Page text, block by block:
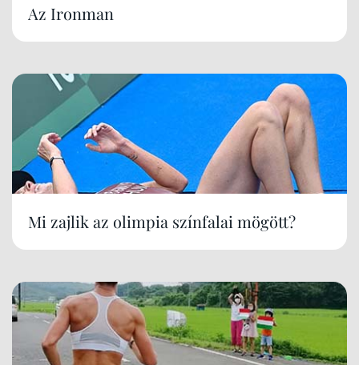
Az Ironman
Mi zajlik az olimpia színfalai mögött?